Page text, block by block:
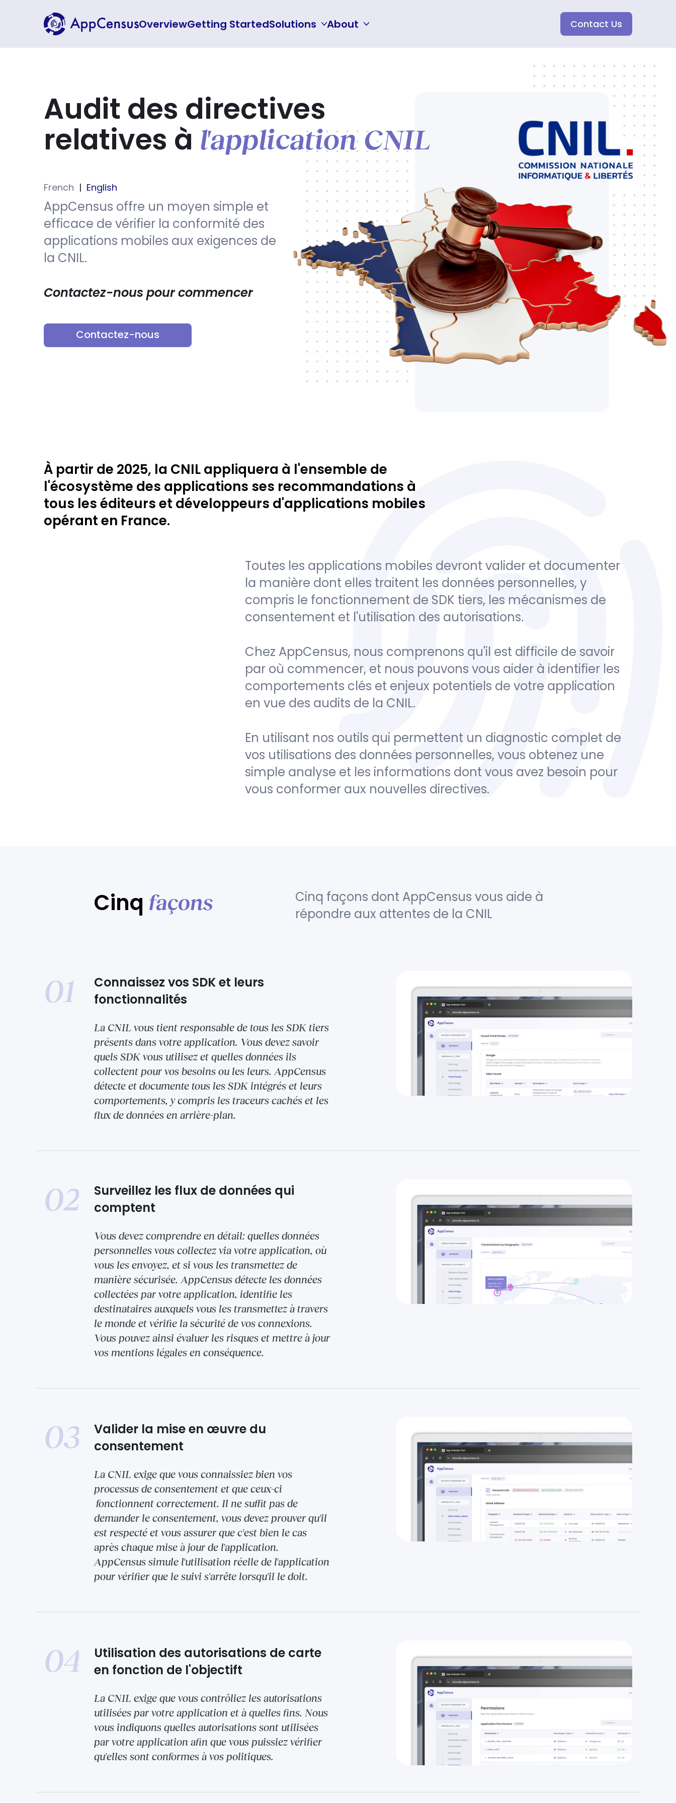
OverviewGetting StartedSolutions About Contact Us
Audit des directives
relatives à l'application CNIL
French | English
AppCensus offre un moyen simple et
efficace de vérifier la conformité des
applications mobiles aux exigences de
la CNIL.
Contactez-nous pour commencer
Contactez-nous
À partir de 2025, la CNIL appliquera à l'ensemble de
l'écosystème des applications ses recommandations à
tous les éditeurs et développeurs d'applications mobiles
opérant en France.
Toutes les applications mobiles devront valider et documenter
la manière dont elles traitent les données personnelles, y
compris le fonctionnement de SDK tiers, les mécanismes de
consentement et l'utilisation des autorisations.
Chez AppCensus, nous comprenons qu'il est difficile de savoir
par où commencer, et nous pouvons vous aider à identifier les
comportements clés et enjeux potentiels de votre application
en vue des audits de la CNIL.
En utilisant nos outils qui permettent un diagnostic complet de
vos utilisations des données personnelles, vous obtenez une
simple analyse et les informations dont vous avez besoin pour
vous conformer aux nouvelles directives.
Cinq façons
Cinq façons dont AppCensus vous aide à
répondre aux attentes de la CNIL
01
Connaissez vos SDK et leurs
fonctionnalités
La CNIL vous tient responsable de tous les SDK tiers
présents dans votre application. Vous devez savoir
quels SDK vous utilisez et quelles données ils
collectent pour vos besoins ou les leurs. AppCensus
détecte et documente tous les SDK intégrés et leurs
comportements, y compris les traceurs cachés et les
flux de données en arrière-plan.
02
Surveillez les flux de données qui
comptent
Vous devez comprendre en détail: quelles données
personnelles vous collectez via votre application, où
vous les envoyez, et si vous les transmettez de
manière sécurisée. AppCensus détecte les données
collectées par votre application, identifie les
destinataires auxquels vous les transmettez à travers
le monde et vérifie la sécurité de vos connexions.
Vous pouvez ainsi évaluer les risques et mettre à jour
vos mentions légales en conséquence.
03
Valider la mise en œuvre du
consentement
La CNIL exige que vous connaissiez bien vos
processus de consentement et que ceux-ci
fonctionnent correctement. Il ne suffit pas de
demander le consentement, vous devez prouver qu'il
est respecté et vous assurer que c'est bien le cas
après chaque mise à jour de l'application.
AppCensus simule l'utilisation réelle de l'application
pour vérifier que le suivi s'arrête lorsqu'il le doit.
04
Utilisation des autorisations de carte
en fonction de l'objectift
La CNIL exige que vous contrôliez les autorisations
utilisées par votre application et à quelles fins. Nous
vous indiquons quelles autorisations sont utilisées
par votre application afin que vous puissiez vérifier
qu'elles sont conformes à vos politiques.